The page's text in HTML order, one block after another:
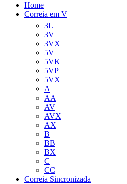
Home
Correia em V
3L
3V
3VX
5V
5VK
5VP
5VX
A
AA
AV
AVX
AX
B
BB
BX
C
CC
Correia Sincronizada